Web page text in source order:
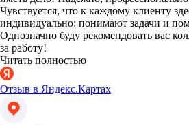
Чувствуется, что к каждому клиенту
индивидуально: понимают задачи и
Однозначно буду рекомендовать вас
за работу!
Читать полностью
Отзыв в Яндекс.Картах